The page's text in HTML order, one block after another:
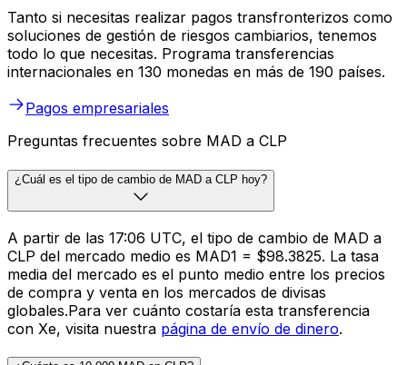
Tanto si necesitas realizar pagos transfronterizos como
soluciones de gestión de riesgos cambiarios, tenemos
todo lo que necesitas. Programa transferencias
internacionales en 130 monedas en más de 190 países.
Pagos empresariales
Preguntas frecuentes sobre MAD a CLP
¿Cuál es el tipo de cambio de MAD a CLP hoy?
A partir de las 17:06 UTC, el tipo de cambio de MAD a
CLP del mercado medio es MAD1 = $98.3825. La tasa
media del mercado es el punto medio entre los precios
de compra y venta en los mercados de divisas
globales.Para ver cuánto costaría esta transferencia
con Xe, visita nuestra página de envío de dinero.